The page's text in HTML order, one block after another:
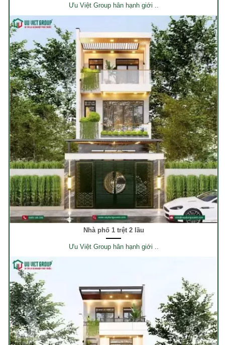
Ưu Việt Group hân hạnh giới ..
Nhà phố 1 trệt 2 lầu
Ưu Việt Group hân hạnh giới ..